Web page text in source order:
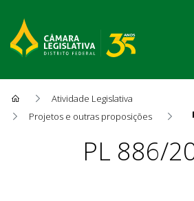
Atividade Legislativa
Projetos e outras proposições
ProposiçãoPL 886/